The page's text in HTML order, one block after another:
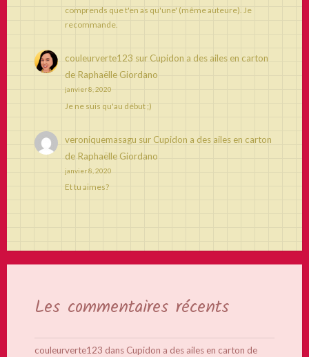
comprends que t'en as qu'une' (même auteure). Je
recommande.
couleurverte123 sur Cupidon a des ailes en carton
de Raphaëlle Giordano
janvier 8, 2020
Je ne suis qu'au début ;)
veroniquemasagu sur Cupidon a des ailes en carton
de Raphaëlle Giordano
janvier 8, 2020
Et tu aimes?
Les commentaires récents
couleurverte123 dans Cupidon a des ailes en carton de